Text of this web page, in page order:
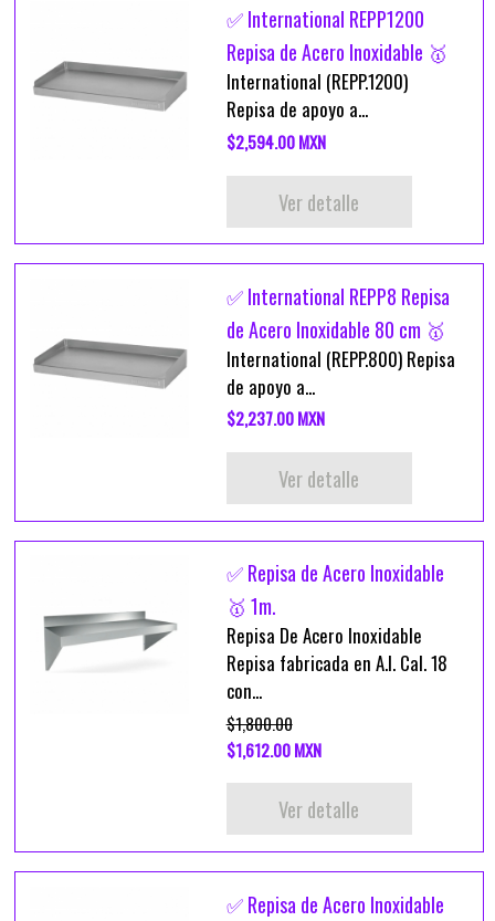
✅ International REPP1200
Repisa de Acero Inoxidable 🥇
International (REPP.1200)
Repisa de apoyo a...
$2,594.00 MXN
Ver detalle
✅ International REPP8 Repisa
de Acero Inoxidable 80 cm 🥇
International (REPP.800) Repisa
de apoyo a...
$2,237.00 MXN
Ver detalle
✅ Repisa de Acero Inoxidable
🥇 1m.
Repisa De Acero Inoxidable
Repisa fabricada en A.I. Cal. 18
con...
$1,800.00
$1,612.00 MXN
Ver detalle
✅ Repisa de Acero Inoxidable